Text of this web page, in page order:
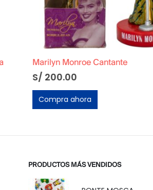
Marilyn Monroe Cantante
S/200.00
Compra ahora
PRODUCTOS MÁS VENDIDOS